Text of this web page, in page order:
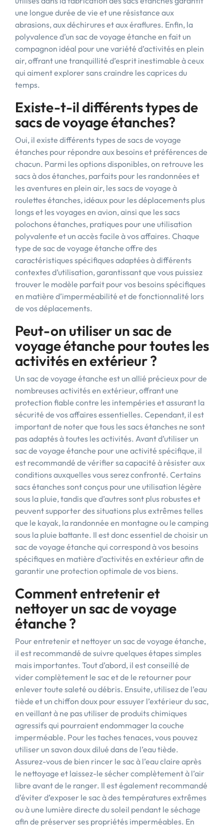
une longue durée de vie et une résistance aux
abrasions, aux déchirures et aux éraflures. Enfin, la
polyvalence d’un sac de voyage étanche en fait un
compagnon idéal pour une variété d’activités en plein
air, offrant une tranquillité d’esprit inestimable à ceux
qui aiment explorer sans craindre les caprices du
temps.
Existe-t-il différents types de
sacs de voyage étanches?
Oui, il existe différents types de sacs de voyage
étanches pour répondre aux besoins et préférences de
chacun. Parmi les options disponibles, on retrouve les
sacs à dos étanches, parfaits pour les randonnées et
les aventures en plein air, les sacs de voyage à
roulettes étanches, idéaux pour les déplacements plus
longs et les voyages en avion, ainsi que les sacs
polochons étanches, pratiques pour une utilisation
polyvalente et un accès facile à vos affaires. Chaque
type de sac de voyage étanche offre des
caractéristiques spécifiques adaptées à différents
contextes d’utilisation, garantissant que vous puissiez
trouver le modèle parfait pour vos besoins spécifiques
en matière d’imperméabilité et de fonctionnalité lors
de vos déplacements.
Peut-on utiliser un sac de
voyage étanche pour toutes les
activités en extérieur ?
Un sac de voyage étanche est un allié précieux pour de
nombreuses activités en extérieur, offrant une
protection fiable contre les intempéries et assurant la
sécurité de vos affaires essentielles. Cependant, il est
important de noter que tous les sacs étanches ne sont
pas adaptés à toutes les activités. Avant d’utiliser un
sac de voyage étanche pour une activité spécifique, il
est recommandé de vérifier sa capacité à résister aux
conditions auxquelles vous serez confronté. Certains
sacs étanches sont conçus pour une utilisation légère
sous la pluie, tandis que d’autres sont plus robustes et
peuvent supporter des situations plus extrêmes telles
que le kayak, la randonnée en montagne ou le camping
sous la pluie battante. Il est donc essentiel de choisir un
sac de voyage étanche qui correspond à vos besoins
spécifiques en matière d’activités en extérieur afin de
garantir une protection optimale de vos biens.
Comment entretenir et
nettoyer un sac de voyage
étanche ?
Pour entretenir et nettoyer un sac de voyage étanche,
il est recommandé de suivre quelques étapes simples
mais importantes. Tout d’abord, il est conseillé de
vider complètement le sac et de le retourner pour
enlever toute saleté ou débris. Ensuite, utilisez de l’eau
tiède et un chiffon doux pour essuyer l’extérieur du sac,
en veillant à ne pas utiliser de produits chimiques
agressifs qui pourraient endommager la couche
imperméable. Pour les taches tenaces, vous pouvez
utiliser un savon doux dilué dans de l’eau tiède.
Assurez-vous de bien rincer le sac à l’eau claire après
le nettoyage et laissez-le sécher complètement à l’air
libre avant de le ranger. Il est également recommandé
d’éviter d’exposer le sac à des températures extrêmes
ou à une lumière directe du soleil pendant le séchage
afin de préserver ses propriétés imperméables. En